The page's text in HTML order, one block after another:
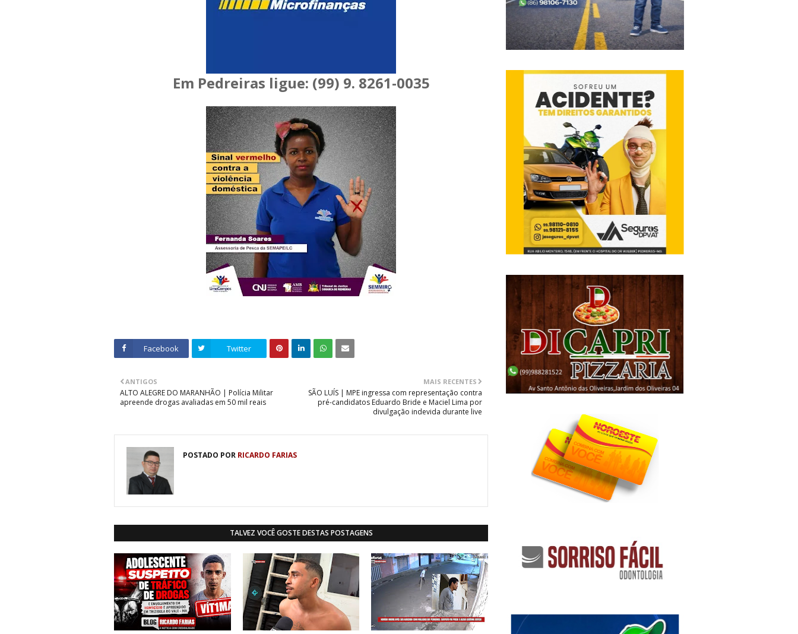
Em Pedreiras ligue: (99) 9. 8261-0035
Facebook Twitter
MAIS RECENTES
SÃO LUÍS | MPE ingressa com representação contra
pré-candidatos Eduardo Bride e Maciel Lima por
divulgação indevida durante live
ANTIGOS
ALTO ALEGRE DO MARANHÃO | Polícia Militar
apreende drogas avaliadas em 50 mil reais
POSTADO POR RICARDO FARIAS
TALVEZ VOCÊ GOSTE DESTAS POSTAGENS